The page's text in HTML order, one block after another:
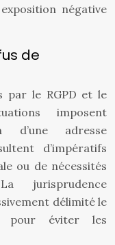
négative
de
par le RGPD et le
imposent
d’une adresse
d’impératifs
ou de nécessités
jurisprudence
délimité le
pour éviter les